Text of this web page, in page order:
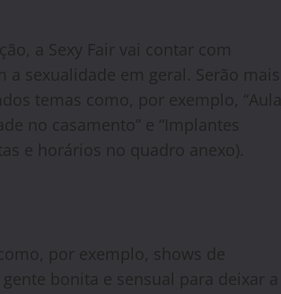
a Sexy Fair vai contar com
sexualidade em geral. Serão mais
temas como, por exemplo, “Aula
no casamento” e “Implantes
e horários no quadro anexo).
por exemplo, shows de
bonita e sensual para deixar a